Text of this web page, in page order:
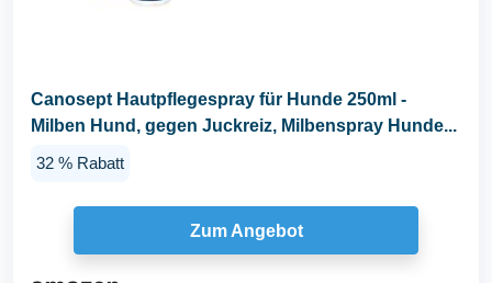
Canosept Hautpflegespray für Hunde 250ml -
Milben Hund, gegen Juckreiz, Milbenspray Hunde...
32 % Rabatt
Zum Angebot